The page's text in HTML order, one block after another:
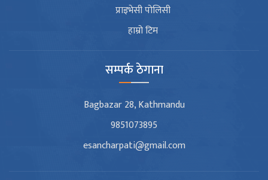
प्राइभेसी पोलिसी
हाम्रो टिम
सम्पर्क ठेगाना
Bagbazar 28, Kathmandu
9851073895
esancharpati@gmail.com